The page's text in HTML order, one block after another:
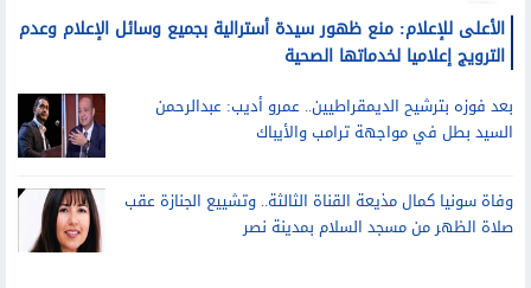
الأعلى للإعلام: منع ظهور سيدة أسترالية بجميع وسائل الإعلام وعدم
الترويج إعلاميا لخدماتها الصحية
بعد فوزه بترشيح الديمقراطيين.. عمرو أديب: عبدالرحمن
السيد بطل في مواجهة ترامب والأيباك
وفاة سونيا كمال مذيعة القناة الثالثة.. وتشييع الجنازة عقب
صلاة الظهر من مسجد السلام بمدينة نصر